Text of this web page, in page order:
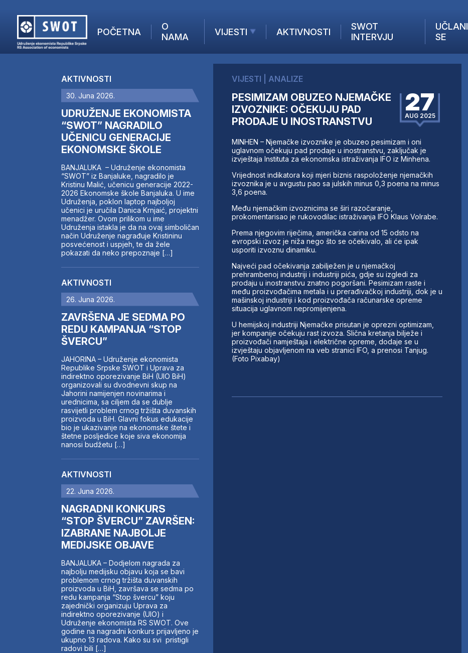
POČETNA
O
NAMA
VIJESTI
AKTUELNO
KOMPANIJE
FINANSIJE
IZ STRANIH MEDIJA
AKTIVNOSTI
SWOT
INTERVJU
UČLANI
SE
AKTUELNO
ANALIZE
KOMPANIJE
FINANSIJE
IZ STRANIH MEDIJA
AKTIVNOSTI
SWOT INTERVJU
UČLANI SE
KONTAKT
AKTIVNOSTI
30. Juna 2026.
UDRUŽENJE EKONOMISTA
“SWOT” NAGRADILO
UČENICU GENERACIJE
EKONOMSKE ŠKOLE
BANJALUKA – Udruženje ekonomista
“SWOT” iz Banjaluke, nagradilo je
Kristinu Malić, učenicu generacije 2022-
2026 Ekonomske škole Banjaluka. U ime
Udruženja, poklon laptop najboljoj
učenici je uručila Danica Krnjaić, projektni
menadžer. Ovom prilikom u ime
Udruženja istakla je da na ovaj simboličan
način Udruženje nagrađuje Kristininu
posvećenost i uspjeh, te da žele
pokazati da neko prepoznaje […]
AKTIVNOSTI
26. Juna 2026.
ZAVRŠENA JE SEDMA PO
REDU KAMPANJA “STOP
ŠVERCU”
JAHORINA – Udruženje ekonomista
Republike Srpske SWOT i Uprava za
indirektno oporezivanje BiH (UIO BiH)
organizovali su dvodnevni skup na
Jahorini namijenjen novinarima i
urednicima, sa ciljem da se dublje
rasvijetli problem crnog tržišta duvanskih
proizvoda u BiH. Glavni fokus edukacije
bio je ukazivanje na ekonomske štete i
štetne posljedice koje siva ekonomija
nanosi budžetu […]
AKTIVNOSTI
22. Juna 2026.
NAGRADNI KONKURS
“STOP ŠVERCU” ZAVRŠEN:
IZABRANE NAJBOLJE
MEDIJSKE OBJAVE
BANJALUKA – Dodjelom nagrada za
najbolju medijsku objavu koja se bavi
problemom crnog tržišta duvanskih
proizvoda u BiH, završava se sedma po
redu kampanja “Stop švercu” koju
zajednički organizuju Uprava za
indirektno oporezivanje (UIO) i
Udruženje ekonomista RS SWOT. Ove
godine na nagradni konkurs prijavljeno je
ukupno 13 radova. Kako su svi pristigli
radovi bili […]
VIJESTI ANALIZE
PESIMIZAM OBUZEO NJEMAČKE
IZVOZNIKE: OČEKUJU PAD
PRODAJE U INOSTRANSTVU
27
AUG 2025
MINHEN – Njemačke izvoznike je obuzeo pesimizam i oni
uglavnom očekuju pad prodaje u inostranstvu, zaključak je
izvještaja Instituta za ekonomska istraživanja IFO iz Minhena.
Vrijednost indikatora koji mjeri biznis raspoloženje njemačkih
izvoznika je u avgustu pao sa julskih minus 0,3 poena na minus
3,6 poena.
Među njemačkim izvoznicima se širi razočaranje,
prokomentarisao je rukovodilac istraživanja IFO Klaus Volrabe.
Prema njegovim riječima, američka carina od 15 odsto na
evropski izvoz je niža nego što se očekivalo, ali će ipak
usporiti izvoznu dinamiku.
Najveći pad očekivanja zabilježen je u njemačkoj
prehrambenoj industriji i industriji pića, gdje su izgledi za
prodaju u inostranstvu znatno pogoršani. Pesimizam raste i
među proizvođačima metala i u prerađivačkoj industriji, dok je u
mašinskoj industriji i kod proizvođača računarske opreme
situacija uglavnom nepromijenjena.
U hemijskoj industriji Njemačke prisutan je oprezni optimizam,
jer kompanije očekuju rast izvoza. Slična kretanja bilježe i
proizvođači namještaja i električne opreme, dodaje se u
izvještaju objavljenom na veb stranici IFO, a prenosi Tanjug.
(Foto Pixabay)